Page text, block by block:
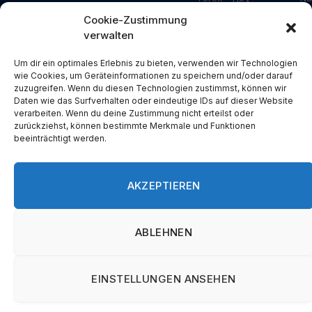
Cookie-Zustimmung
verwalten
Um dir ein optimales Erlebnis zu bieten, verwenden wir Technologien
wie Cookies, um Geräteinformationen zu speichern und/oder darauf
zuzugreifen. Wenn du diesen Technologien zustimmst, können wir
Daten wie das Surfverhalten oder eindeutige IDs auf dieser Website
verarbeiten. Wenn du deine Zustimmung nicht erteilst oder
zurückziehst, können bestimmte Merkmale und Funktionen
beeinträchtigt werden.
AKZEPTIEREN
ABLEHNEN
EINSTELLUNGEN ANSEHEN
Solana
NFT
Metaverse
Blockchain
USA
Schweiz
Österreich
USA
China
Griechenland
Intelligenz
Bauwesen
Energie
Konsum
Cookie-Richtlinie Datenschutz Impressum